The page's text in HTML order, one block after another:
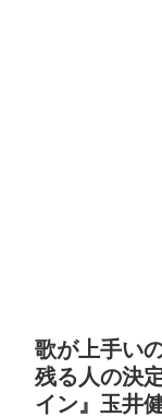
歌が上手い
残る人の決
イン』玉井